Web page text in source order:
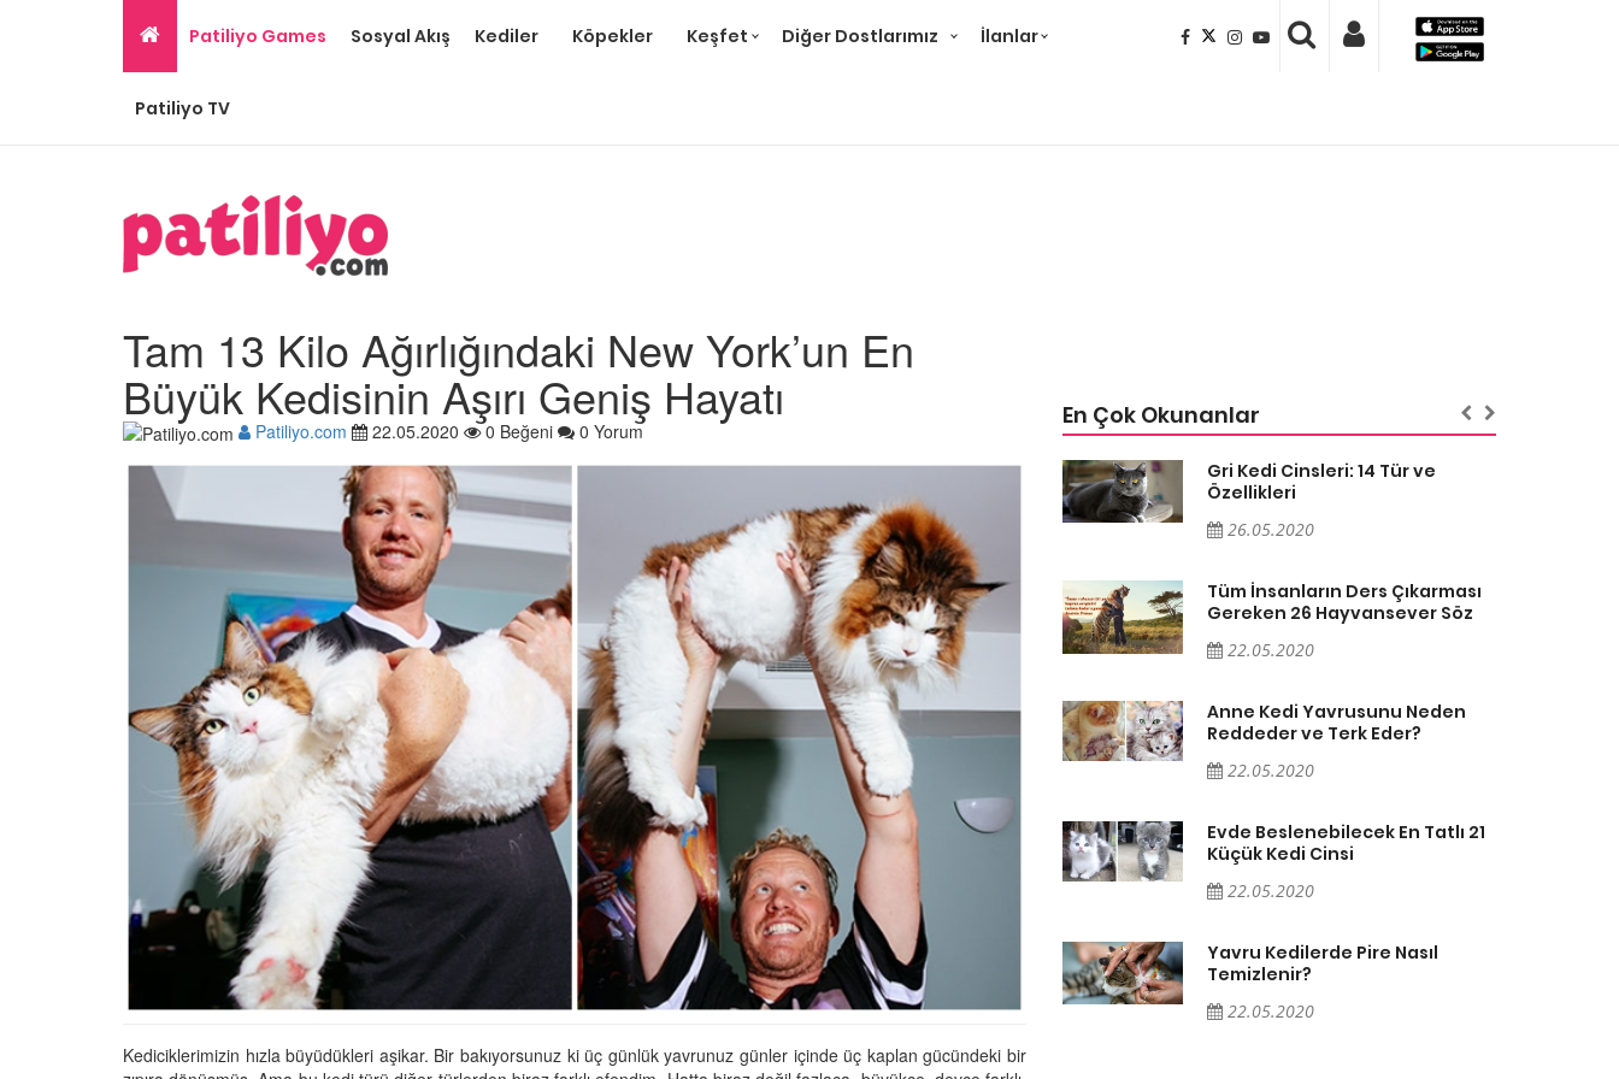
Patiliyo Games Sosyal Akış Kediler Köpekler Keşfet Diğer Dostlarımız İlanlar
Patiliyo TV
Tam 13 Kilo Ağırlığındaki New York’un En
Büyük Kedisinin Aşırı Geniş Hayatı
Patiliyo.com 22.05.2020 0 Beğeni 0 Yorum
Kediciklerimizin hızla büyüdükleri aşikar. Bir bakıyorsunuz ki üç günlük yavrunuz günler içinde üç kaplan gücündeki bir
En Çok Okunanlar
Gri Kedi Cinsleri: 14 Tür ve
Özellikleri
26.05.2020
Tüm İnsanların Ders Çıkarması
Gereken 26 Hayvansever Söz
22.05.2020
Anne Kedi Yavrusunu Neden
Reddeder ve Terk Eder?
22.05.2020
Evde Beslenebilecek En Tatlı 21
Küçük Kedi Cinsi
22.05.2020
Yavru Kedilerde Pire Nasıl
Temizlenir?
22.05.2020
Gri Kedi Cinsleri: 14 Tür ve
26.05.2020
Tüm İnsanların Ders Çıkarması
Gereken 26 Hayvansever Söz
22.05.2020
Anne Kedi Yavrusunu Neden
Reddeder ve Terk Eder?
22.05.2020
Evde Beslenebilecek En Tatlı 21
Küçük Kedi Cinsi
22.05.2020
Yavru Kedilerde Pire Nasıl
Temizlenir?
22.05.2020
Gri Kedi Cinsleri: 14 Tür ve
Özellikleri
26.05.2020
Tüm İnsanların Ders Çıkarması
Gereken 26 Hayvansever Söz
22.05.2020
Anne Kedi Yavrusunu Neden
Reddeder ve Terk Eder?
22.05.2020
Evde Beslenebilecek En Tatlı 21
Küçük Kedi Cinsi
22.05.2020
Yavru Kedilerde Pire Nasıl
Temizlenir?
22.05.2020